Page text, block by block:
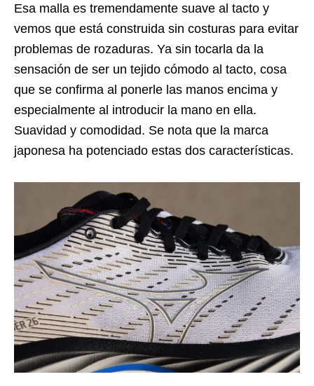
Esa malla es tremendamente suave al tacto y
vemos que está construida sin costuras para evitar
problemas de rozaduras. Ya sin tocarla da la
sensación de ser un tejido cómodo al tacto, cosa
que se confirma al ponerle las manos encima y
especialmente al introducir la mano en ella.
Suavidad y comodidad. Se nota que la marca
japonesa ha potenciado estas dos características.